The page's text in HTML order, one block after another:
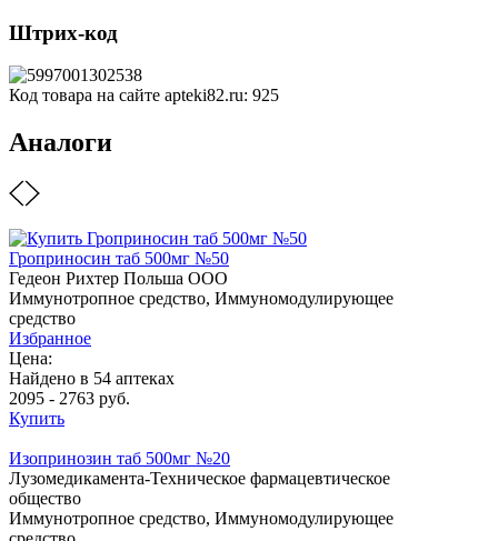
Штрих-код
Код товара на сайте apteki82.ru: 925
Аналоги
Гроприносин таб 500мг №50
Гедеон Рихтер Польша ООО
Иммунотропное средство, Иммуномодулирующее
средство
Избранное
Цена:
Найдено в 54 аптеках
2095 - 2763 руб.
Купить
Изопринозин таб 500мг №20
Лузомедикамента-Техническое фармацевтическое
общество
Иммунотропное средство, Иммуномодулирующее